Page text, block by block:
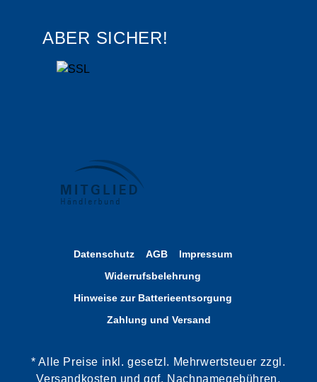
ABER SICHER!
Datenschutz AGB
Impressum
Widerrufsbelehrung
Hinweise zur Batterieentsorgung
Zahlung und Versand
* Alle Preise inkl. gesetzl. Mehrwertsteuer zzgl.
Versandkosten und ggf. Nachnamegebühren,